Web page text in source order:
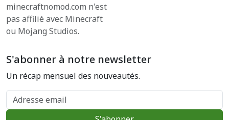
minecraftnomod.com n'est
pas affilié avec Minecraft
ou Mojang Studios.
S'abonner à notre newsletter
Un récap mensuel des nouveautés.
Adresse email